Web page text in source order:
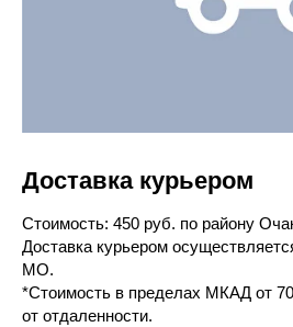
Доставка курьером
Cтоимость: 450 руб. по району
Доставка курьером
МО.
*Стоимость в пределах МКАД от
от отдаленности.